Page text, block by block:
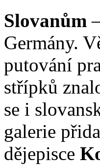
Slovanům
Germány.
putování
střípků
se i
galerie
dějepisce